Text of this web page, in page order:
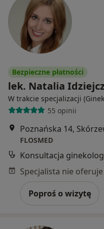
Bezpieczne płatności
lek. Natalia
W trakcie specjalizacji
55 opinii
Poznańska 14,
FLOSMED
Konsultacja
Poproś o wizytę